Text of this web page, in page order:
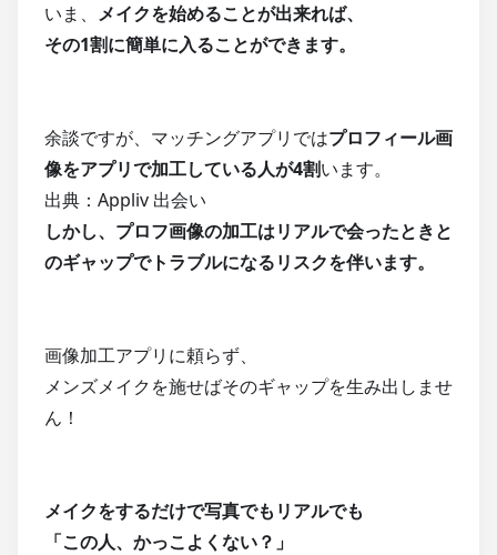
いま、 メイクを始めることが出来れば、
その1割に簡単に入ることができます。
余談ですが、マッチングアプリではプロフィール画
像をアプリで加工している人が4割います。
出典：Appliv 出会い
しかし、プロフ画像の加工はリアルで会ったときと
のギャップでトラブルになるリスクを伴います。
画像加工アプリに頼らず、
メンズメイクを施せばそのギャップを生み出しませ
ん！
メイクをするだけで写真でもリアルでも
「この人、かっこよくない？」